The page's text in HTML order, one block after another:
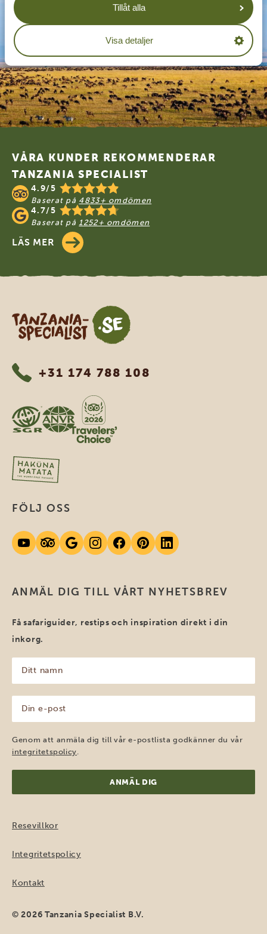
Tillåt alla
Visa detaljer
Footer
VÅRA KUNDER REKOMMENDERAR
TANZANIA SPECIALIST
4.9/5
Baserat på 4833+ omdömen
4.7/5
Baserat på 1252+ omdömen
LÄS MER
Tanzania Specialist
+31 174 788 108
ANMÄL DIG TILL VÅRT NYHETSBREV
Få safariguider, restips och inspiration direkt i din
inkorg.
namn
(Obligatoriskt)
post
(Obligatoriskt)
Genom att anmäla dig till vår e-postlista godkänner du vår
integritetspolicy
FÖLJ OSS
Resevillkor
Integritetspolicy
Kontakt
© 2026 Tanzania Specialist B.V.